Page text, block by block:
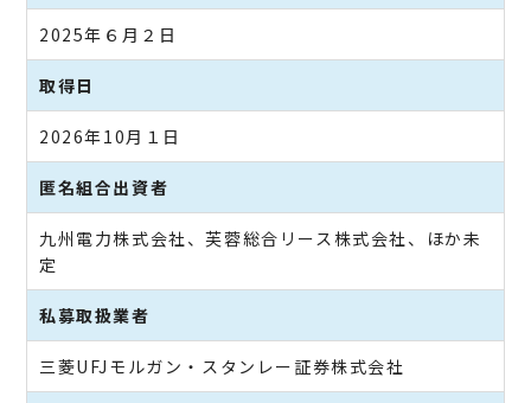
2025年６月２日
取得日
2026年10月１日
匿名組合出資者
九州電力株式会社、芙蓉総合リース株式会社、ほか未
定
私募取扱業者
三菱UFJモルガン・スタンレー証券株式会社